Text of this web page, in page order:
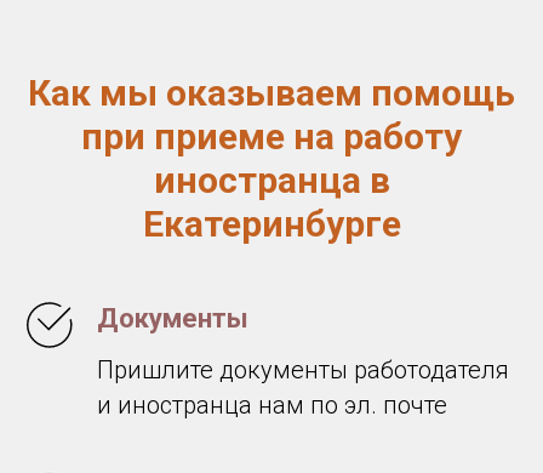
Как мы оказываем помощь
при приеме на работу
иностранца в
Екатеринбурге
Документы
Пришлите документы работодателя
и иностранца нам по эл. почте